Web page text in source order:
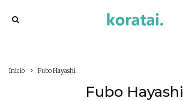
Inicio Fubo Hayashi
Fubo Hayashi